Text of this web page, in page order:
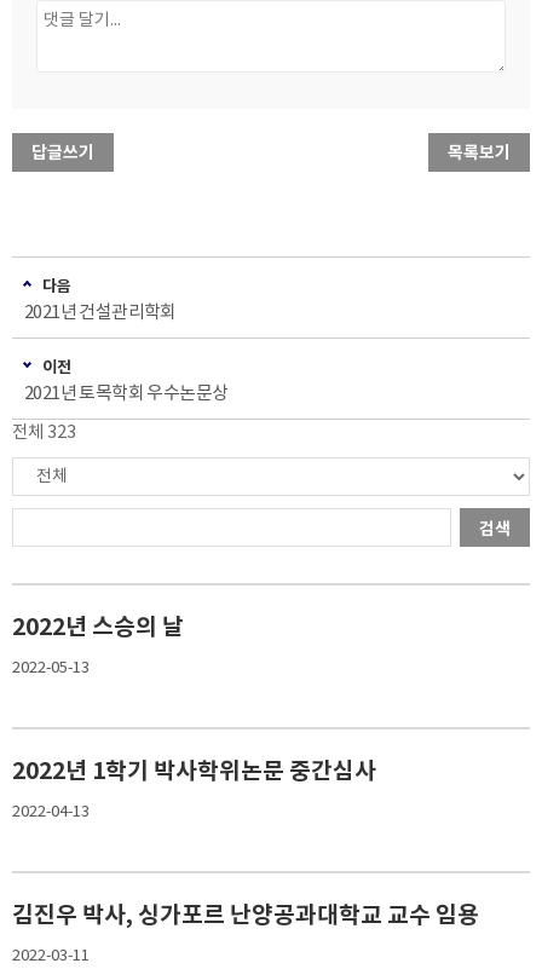
답글쓰기 목록보기
다음
2021년 건설관리학회
이전
2021년 토목학회 우수논문상
전체 323
검색
2022년 스승의 날
2022-05-13
2022년 1학기 박사학위논문 중간심사
2022-04-13
김진우 박사, 싱가포르 난양공과대학교 교수 임용
2022-03-11